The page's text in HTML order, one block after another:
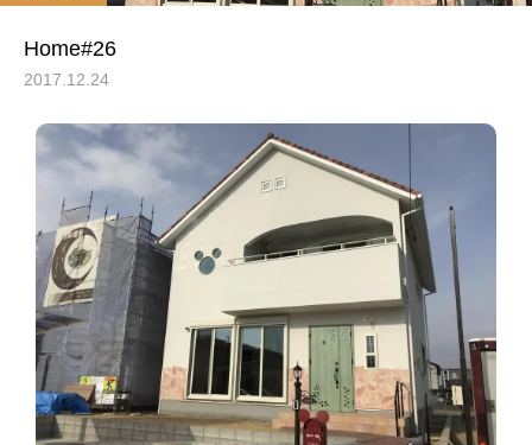
Home#26
2017.12.24